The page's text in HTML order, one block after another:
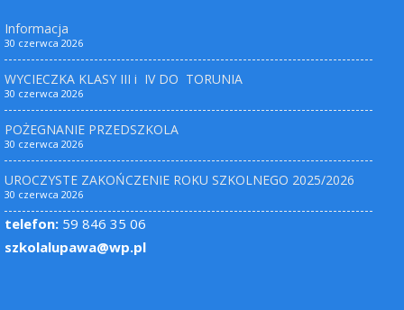
Informacja
30 czerwca 2026
WYCIECZKA KLASY III i IV DO TORUNIA
30 czerwca 2026
POŻEGNANIE PRZEDSZKOLA
30 czerwca 2026
UROCZYSTE ZAKOŃCZENIE ROKU SZKOLNEGO 2025/2026
30 czerwca 2026
telefon: 59 846 35 06
szkolalupawa@wp.pl